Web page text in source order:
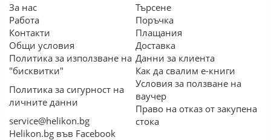
За нас
Работа
Контакти
Общи условия
Политика за използване на
"бисквитки"
Политика за сигурност на
личните данни
service@helikon.bg
Helikon.bg във Facebook
Търсене
Поръчка
Плащания
Доставка
Данни за клиента
Как да свалим е-книги
Условия за ползване на
ваучер
Право на отказ от закупена
стока